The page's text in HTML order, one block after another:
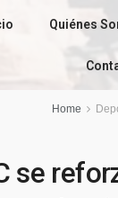
Quiénes
Home
se